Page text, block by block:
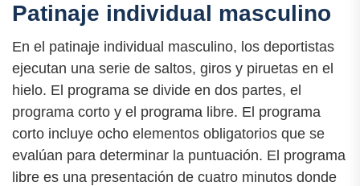
Patinaje individual masculino
En el patinaje individual masculino, los deportistas
ejecutan una serie de saltos, giros y piruetas en el
hielo. El programa se divide en dos partes, el
programa corto y el programa libre. El programa
corto incluye ocho elementos obligatorios que se
evalúan para determinar la puntuación. El programa
libre es una presentación de cuatro minutos donde